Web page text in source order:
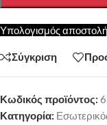
Υπολογισμός
Σύγκριση
Κωδικός προϊόντος:
Κατηγορία: